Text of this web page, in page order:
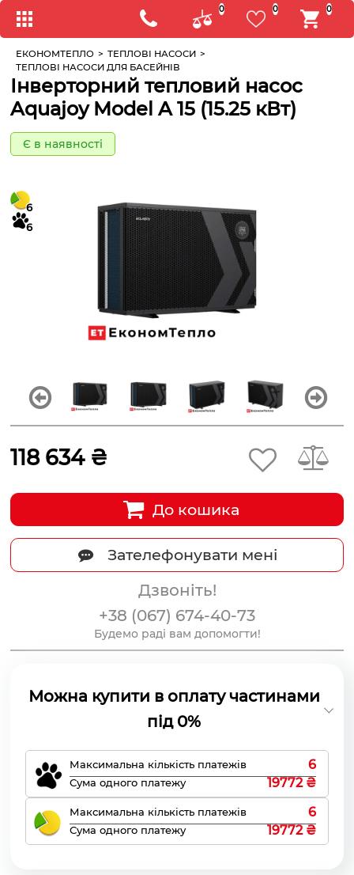
0 0 0
ЕКОНОМТЕПЛО > ТЕПЛОВІ НАСОСИ >
ТЕПЛОВІ НАСОСИ ДЛЯ БАСЕЙНІВ
Інверторний тепловий насос
Aquajoy Model A 15 (15.25 кВт)
Є в наявності
6
6
118 634 ₴
До кошика
Зателефонувати мені
Дзвоніть!
+38 (067) 674-40-73
Будемо раді вам допомогти!
Можна купити в оплату частинами
під 0%
Максимальна кількість платежів 6
Сума одного платежу 19772 ₴
Максимальна кількість платежів 6
Сума одного платежу 19772 ₴